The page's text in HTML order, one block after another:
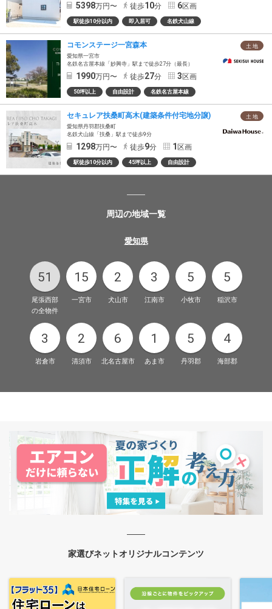
5398万円〜 徒歩10分 6区画
駅徒歩10分以内 即入居可 名鉄犬山線
土 地
コモンステージ一宮森本
愛知県一宮市
名鉄名古屋本線「妙興寺」駅まで徒歩27分（最長）
1990万円〜 徒歩27分 3 区画
50坪以上 自由設計 名鉄名古屋本線
土 地
セキュレア扶桑町高木(建築条件付宅地分譲)
愛知県丹羽郡扶桑町
名鉄犬山線「扶桑」駅まで徒歩9分
1298万円〜 徒歩9分 1 区画
駅徒歩10分以内 45坪以上 自由設計
周辺の地域一覧
愛知県
51
尾張西部
の全物件
15
一宮市
2
犬山市
3
江南市
5
小牧市
5
稲沢市
3
岩倉市
2
清須市
6
北名古屋市
1
あま市
5
丹羽郡
4
海部郡
家選びネットオリジナルコンテンツ